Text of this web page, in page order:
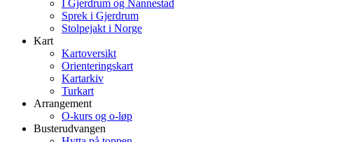
I Gjerdrum og Nannestad
Sprek i Gjerdrum
Stolpejakt i Norge
Kart
Kartoversikt
Orienteringskart
Kartarkiv
Turkart
Arrangement
O-kurs og o-løp
Busterudvangen